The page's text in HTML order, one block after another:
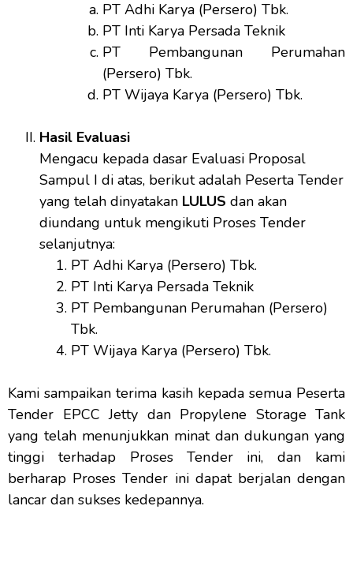
PT Adhi Karya (Persero) Tbk.
PT Inti Karya Persada Teknik
PT Pembangunan Perumahan
(Persero) Tbk.
PT Wijaya Karya (Persero) Tbk.
Hasil Evaluasi
Mengacu kepada dasar Evaluasi Proposal
Sampul I di atas, berikut adalah Peserta Tender
yang telah dinyatakan LULUS dan akan
diundang untuk mengikuti Proses Tender
selanjutnya:
PT Adhi Karya (Persero) Tbk.
PT Inti Karya Persada Teknik
PT Pembangunan Perumahan (Persero)
Tbk.
PT Wijaya Karya (Persero) Tbk.
Kami sampaikan terima kasih kepada semua Peserta
Tender EPCC Jetty dan Propylene Storage Tank
yang telah menunjukkan minat dan dukungan yang
tinggi terhadap Proses Tender ini, dan kami
berharap Proses Tender ini dapat berjalan dengan
lancar dan sukses kedepannya.